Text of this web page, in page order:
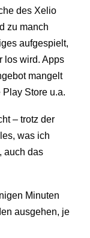
des Xelio
zu manch
aufgespielt,
los wird. Apps
mangelt
Store u.a.
– trotz der
was ich
auch das
Minuten
ausgehen, je